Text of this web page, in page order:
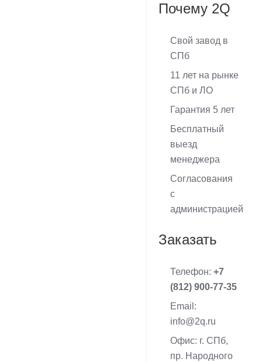
Почему 2Q
Свой завод в
СПб
11 лет на рынке
СПб и ЛО
Гарантия 5 лет
Бесплатный
выезд
менеджера
Согласования
с
администрацией
Заказать
Телефон: +7
(812) 900-77-35
Email:
info@2q.ru
Офис: г. СПб,
пр. Народного